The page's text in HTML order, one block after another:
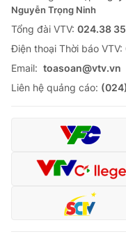
Nguyễn Trọng Ninh
Tổng đài VTV: 024.38
Ðiện thoại Thời báo VTV:
Email: toasoan@vtv.vn
Liên hệ quảng cáo: